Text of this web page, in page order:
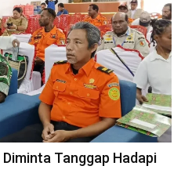
Tanggap Hadapi